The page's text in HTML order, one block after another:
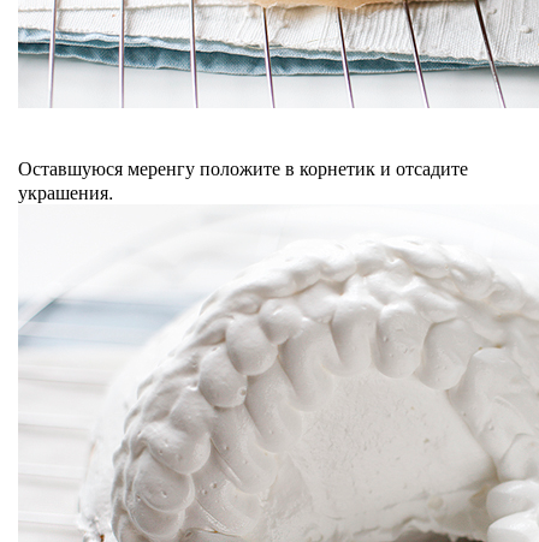
Оставшуюся меренгу положите в корнетик и отсадите
украшения.